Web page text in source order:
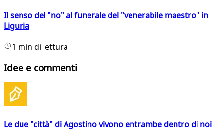
Il senso del "no" al funerale del "venerabile maestro" in
Liguria
1 min di lettura
Idee e commenti
Le due "città" di Agostino vivono entrambe dentro di noi